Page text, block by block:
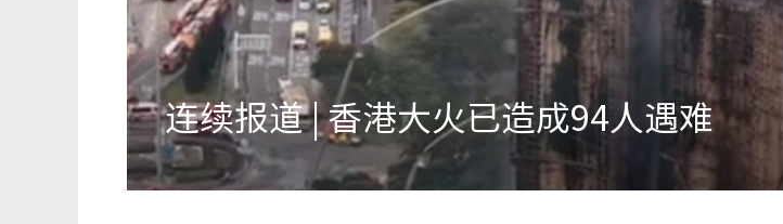
美允许英伟达对华出口人工智能晶片